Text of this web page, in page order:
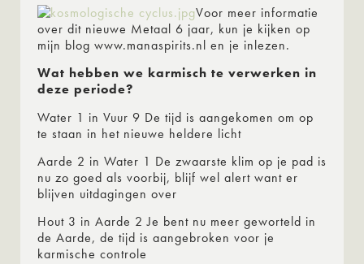
Voor meer informatie
over dit nieuwe Metaal 6 jaar, kun je kijken op
mijn blog www.manaspirits.nl en je inlezen.
Wat hebben we karmisch te verwerken in
deze periode?
Water 1 in Vuur 9 De tijd is aangekomen om op
te staan in het nieuwe heldere licht
Aarde 2 in Water 1 De zwaarste klim op je pad is
nu zo goed als voorbij, blijf wel alert want er
blijven uitdagingen over
Hout 3 in Aarde 2 Je bent nu meer geworteld in
de Aarde, de tijd is aangebroken voor je
karmische controle